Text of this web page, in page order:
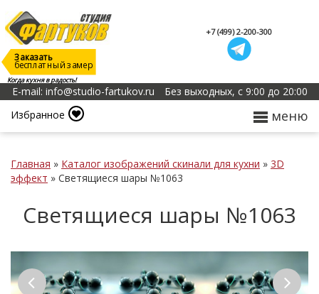
Когда кухня в радость!
Заказать
бесплатный замер
+7 (499) 2-200-300
E-mail: info@studio-fartukov.ru
Без выходных, с 9:00 до 20:00
Избранное
меню
Главная » Каталог изображений скинали для кухни » 3D
эффект » Светящиеся шары №1063
Светящиеся шары №1063